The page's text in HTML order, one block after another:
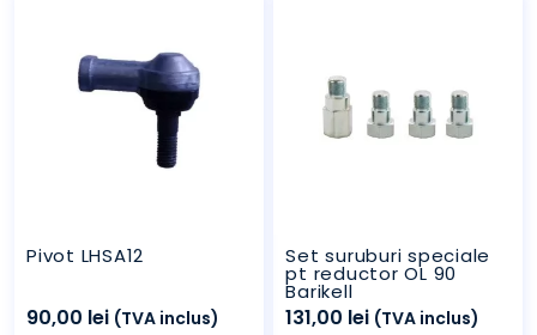
Pivot LHSA12
90,00 lei (TVA inclus)
Set suruburi speciale
pt reductor OL 90
Barikell
131,00 lei (TVA inclus)